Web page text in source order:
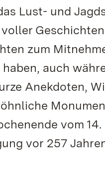
Lust- und
zum
auch
Anekdoten,
vom
vor 257